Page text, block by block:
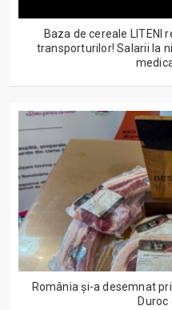
Baza de cereale LITENI
transporturilor! Salarii la
România și-a desemnat
Duroc